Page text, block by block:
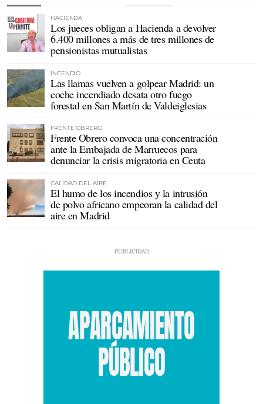
HACIENDA
Los jueces obligan a Hacienda a devolver
6.400 millones a más de tres millones de
pensionistas mutualistas
INCENDIO
Las llamas vuelven a golpear Madrid: un
coche incendiado desata otro fuego
forestal en San Martín de Valdeiglesias
FRENTE OBRERO
Frente Obrero convoca una concentración
ante la Embajada de Marruecos para
denunciar la crisis migratoria en Ceuta
CALIDAD DEL AIRE
El humo de los incendios y la intrusión
de polvo africano empeoran la calidad del
aire en Madrid